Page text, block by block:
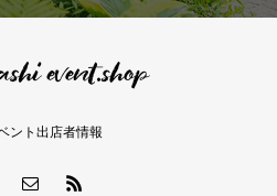
ント出店者情報